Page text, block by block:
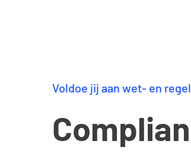
Voldoe jij aan wet- en